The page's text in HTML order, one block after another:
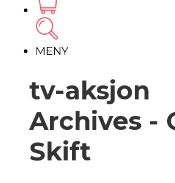
MENY
tv-aksjon
Archives -
Skift